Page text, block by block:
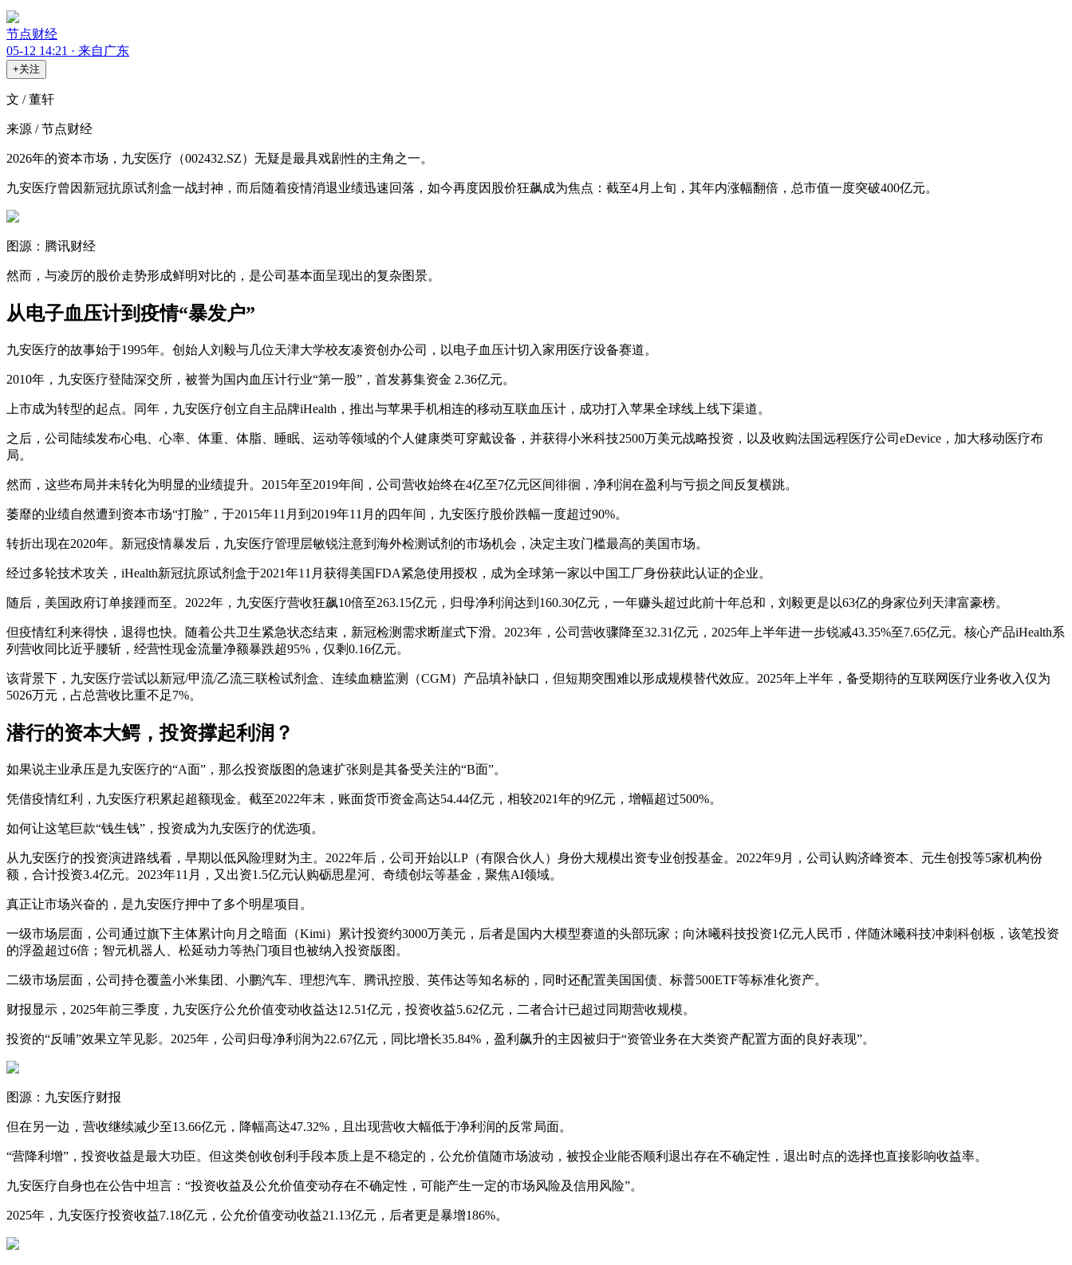
节点财经
05-12 14:21 · 来自广东
+关注
文 / 董轩
来源 / 节点财经
2026年的资本市场，九安医疗（002432.SZ）无疑是最具戏剧性的主角之一。
九安医疗曾因新冠抗原试剂盒一战封神，而后随着疫情消退业绩迅速回落，如今再度因股价狂飙成为焦点：截至4月上旬，其年内涨幅翻倍，总市值一度突破400亿元。
图源：腾讯财经
然而，与凌厉的股价走势形成鲜明对比的，是公司基本面呈现出的复杂图景。
从电子血压计到疫情“暴发户”
九安医疗的故事始于1995年。创始人刘毅与几位天津大学校友凑资创办公司，以电子血压计切入家用医疗设备赛道。
2010年，九安医疗登陆深交所，被誉为国内血压计行业“第一股”，首发募集资金 2.36亿元。
上市成为转型的起点。同年，九安医疗创立自主品牌iHealth，推出与苹果手机相连的移动互联血压计，成功打入苹果全球线上线下渠道。
之后，公司陆续发布心电、心率、体重、体脂、睡眠、运动等领域的个人健康类可穿戴设备，并获得小米科技2500万美元战略投资，以及收购法国远程医疗公司eDevice，加大移动医疗布
局。
然而，这些布局并未转化为明显的业绩提升。2015年至2019年间，公司营收始终在4亿至7亿元区间徘徊，净利润在盈利与亏损之间反复横跳。
萎靡的业绩自然遭到资本市场“打脸”，于2015年11月到2019年11月的四年间，九安医疗股价跌幅一度超过90%。
转折出现在2020年。新冠疫情暴发后，九安医疗管理层敏锐注意到海外检测试剂的市场机会，决定主攻门槛最高的美国市场。
经过多轮技术攻关，iHealth新冠抗原试剂盒于2021年11月获得美国FDA紧急使用授权，成为全球第一家以中国工厂身份获此认证的企业。
随后，美国政府订单接踵而至。2022年，九安医疗营收狂飙10倍至263.15亿元，归母净利润达到160.30亿元，一年赚头超过此前十年总和，刘毅更是以63亿的身家位列天津富豪榜。
但疫情红利来得快，退得也快。随着公共卫生紧急状态结束，新冠检测需求断崖式下滑。2023年，公司营收骤降至32.31亿元，2025年上半年进一步锐减43.35%至7.65亿元。核心产品iHealth系
列营收同比近乎腰斩，经营性现金流量净额暴跌超95%，仅剩0.16亿元。
该背景下，九安医疗尝试以新冠/甲流/乙流三联检试剂盒、连续血糖监测（CGM）产品填补缺口，但短期突围难以形成规模替代效应。2025年上半年，备受期待的互联网医疗业务收入仅为
5026万元，占总营收比重不足7%。
潜行的资本大鳄，投资撑起利润？
如果说主业承压是九安医疗的“A面”，那么投资版图的急速扩张则是其备受关注的“B面”。
凭借疫情红利，九安医疗积累起超额现金。截至2022年末，账面货币资金高达54.44亿元，相较2021年的9亿元，增幅超过500%。
如何让这笔巨款“钱生钱”，投资成为九安医疗的优选项。
从九安医疗的投资演进路线看，早期以低风险理财为主。2022年后，公司开始以LP（有限合伙人）身份大规模出资专业创投基金。2022年9月，公司认购济峰资本、元生创投等5家机构份
额，合计投资3.4亿元。2023年11月，又出资1.5亿元认购砺思星河、奇绩创坛等基金，聚焦AI领域。
真正让市场兴奋的，是九安医疗押中了多个明星项目。
一级市场层面，公司通过旗下主体累计向月之暗面（Kimi）累计投资约3000万美元，后者是国内大模型赛道的头部玩家；向沐曦科技投资1亿元人民币，伴随沐曦科技冲刺科创板，该笔投资
的浮盈超过6倍；智元机器人、松延动力等热门项目也被纳入投资版图。
二级市场层面，公司持仓覆盖小米集团、小鹏汽车、理想汽车、腾讯控股、英伟达等知名标的，同时还配置美国国债、标普500ETF等标准化资产。
财报显示，2025年前三季度，九安医疗公允价值变动收益达12.51亿元，投资收益5.62亿元，二者合计已超过同期营收规模。
投资的“反哺”效果立竿见影。2025年，公司归母净利润为22.67亿元，同比增长35.84%，盈利飙升的主因被归于“资管业务在大类资产配置方面的良好表现”。
图源：九安医疗财报
但在另一边，营收继续减少至13.66亿元，降幅高达47.32%，且出现营收大幅低于净利润的反常局面。
“营降利增”，投资收益是最大功臣。但这类创收创利手段本质上是不稳定的，公允价值随市场波动，被投企业能否顺利退出存在不确定性，退出时点的选择也直接影响收益率。
九安医疗自身也在公告中坦言：“投资收益及公允价值变动存在不确定性，可能产生一定的市场风险及信用风险”。
2025年，九安医疗投资收益7.18亿元，公允价值变动收益21.13亿元，后者更是暴增186%。